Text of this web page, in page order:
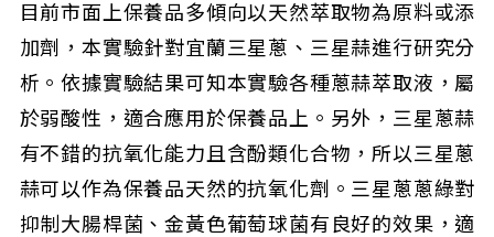
目前市面上保養品多傾向以天然萃取物為原料或添
加劑，本實驗針對宜蘭三星蔥、三星蒜進行研究分
析。依據實驗結果可知本實驗各種蔥蒜萃取液，屬
於弱酸性，適合應用於保養品上。另外，三星蔥蒜
有不錯的抗氧化能力且含酚類化合物，所以三星蔥
蒜可以作為保養品天然的抗氧化劑。三星蔥蔥綠對
抑制大腸桿菌、金黃色葡萄球菌有良好的效果，適